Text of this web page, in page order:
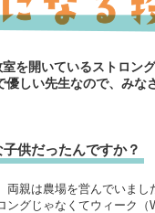
を開いているストロ
しい先生なので、み
供だったんですか？
親は農場を営んでいま
グじゃなくてウィーク